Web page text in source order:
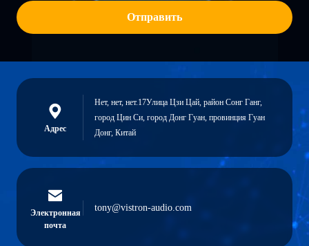
Отправить
Адрес
Нет, нет, нет.17Улица Цзи Цай, район Сонг Ганг,
город Цин Си, город Донг Гуан, провинция Гуан
Донг, Китай
Электронная
почта
tony@vistron-audio.com